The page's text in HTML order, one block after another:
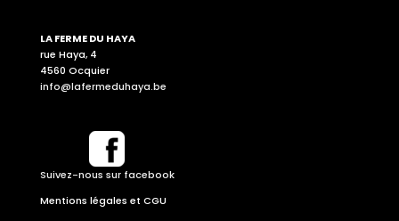
LA FERME DU HAYA
rue Haya, 4
4560 Ocquier
info@lafermeduhaya.be
Suivez-nous sur facebook
Mentions légales et CGU